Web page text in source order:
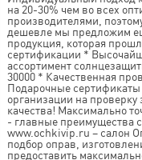
на 20-30% чем во всех
производителями,
дешевле мы предложим
продукция, которая
сертификации *
ассортимент
30000 * Качественная
Подарочные
организации на
качества! Максимально
- главные преимущества
www.ochkivip.ru – салон
подбор оправ,
предоставить